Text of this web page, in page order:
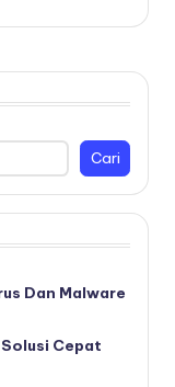
Cari
Dan Malware
Cepat